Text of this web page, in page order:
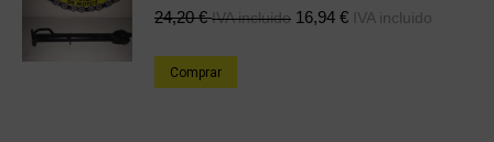
24,20€ IVA incluido 16,94 € IVA incluido
Comprar